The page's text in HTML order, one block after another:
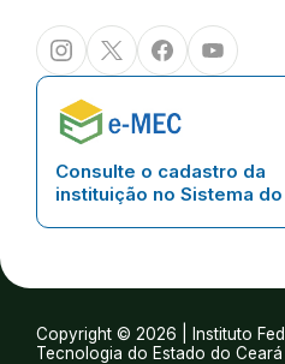
InstagramTwitter/XFacebookYoutube
Consulte o cadastro da
instituição no Sistema
Copyright © 2026 | Instituto
Tecnologia do Estado do Ceará